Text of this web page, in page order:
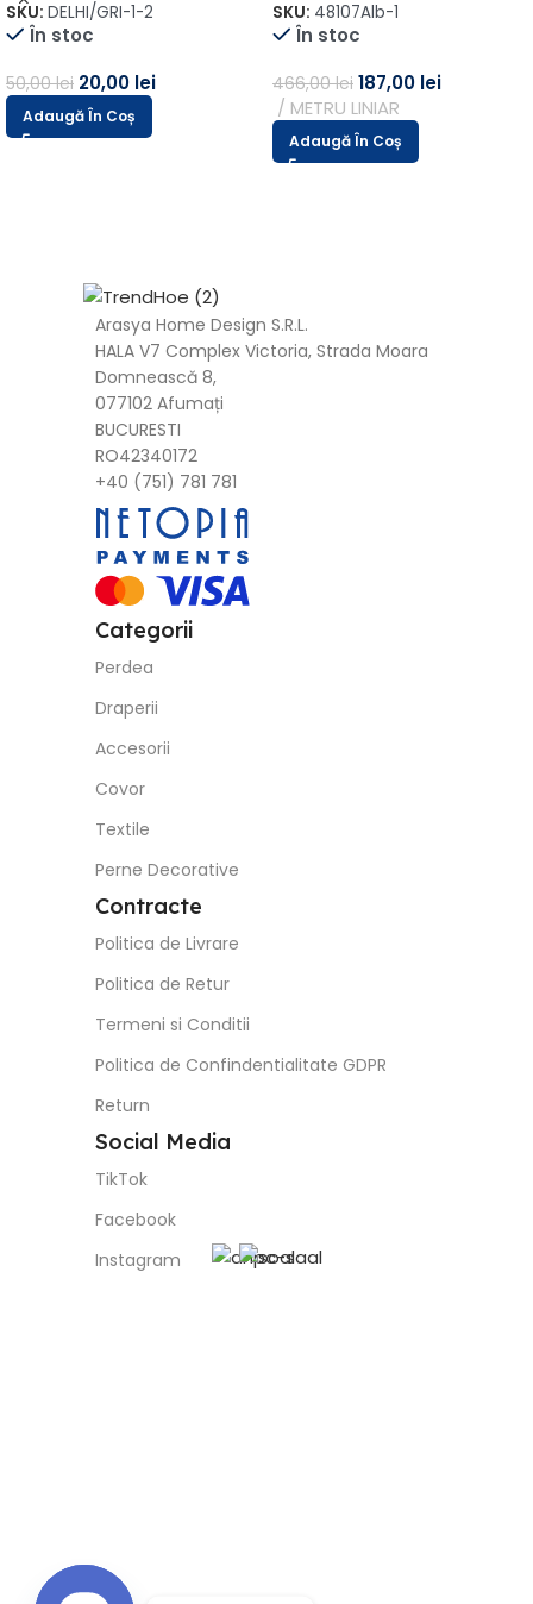
SKU: DELHI/GRI-1-2
În stoc
50,00lei 20,00 lei
Adaugă În Coș
SKU: 48107Alb-1
În stoc
466,00lei 187,00 lei
METRU LINIAR
Adaugă În Coș
Arasya Home Design S.R.L.
HALA V7 Complex Victoria, Strada Moara
Domnească 8,
077102 Afumați
BUCURESTI
RO42340172
+40 (751) 781 781
Categorii
Perdea
Draperii
Accesorii
Covor
Textile
Perne Decorative
Contracte
Politica de Livrare
Politica de Retur
Termeni si Conditii
Politica de Confindentialitate GDPR
Return
Social Media
TikTok
Facebook
Instagram